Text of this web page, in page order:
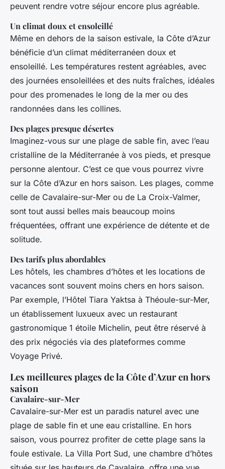
peuvent rendre votre séjour encore plus agréable.
Un climat doux et ensoleillé
Même en dehors de la saison estivale, la Côte d’Azur
bénéficie d’un climat méditerranéen doux et
ensoleillé. Les températures restent agréables, avec
des journées ensoleillées et des nuits fraîches, idéales
pour des promenades le long de la mer ou des
randonnées dans les collines.
Des plages presque désertes
Imaginez-vous sur une plage de sable fin, avec l’eau
cristalline de la Méditerranée à vos pieds, et presque
personne alentour. C’est ce que vous pourrez vivre
sur la Côte d’Azur en hors saison. Les plages, comme
celle de Cavalaire-sur-Mer ou de La Croix-Valmer,
sont tout aussi belles mais beaucoup moins
fréquentées, offrant une expérience de détente et de
solitude.
Des tarifs plus abordables
Les hôtels, les chambres d’hôtes et les locations de
vacances sont souvent moins chers en hors saison.
Par exemple, l’Hôtel Tiara Yaktsa à Théoule-sur-Mer,
un établissement luxueux avec un restaurant
gastronomique 1 étoile Michelin, peut être réservé à
des prix négociés via des plateformes comme
Voyage Privé.
Les meilleures plages de la Côte d’Azur en hors
saison
Cavalaire-sur-Mer
Cavalaire-sur-Mer est un paradis naturel avec une
plage de sable fin et une eau cristalline. En hors
saison, vous pourrez profiter de cette plage sans la
foule estivale. La Villa Port Sud, une chambre d’hôtes